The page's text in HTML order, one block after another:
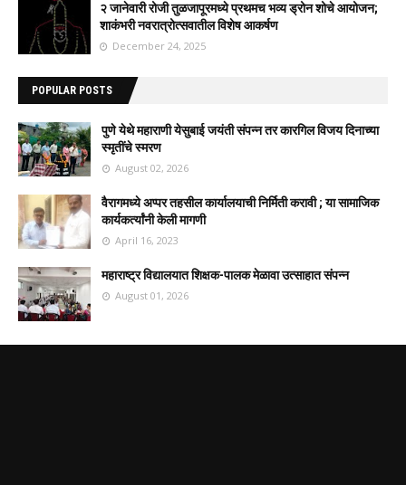
२ जानेवारी रोजी तुळजापूरमध्ये प्रथमच भव्य ड्रोन शोचे आयोजन;
शाकंभरी नवरात्रोत्सवातील विशेष आकर्षण
December 24, 2025
POPULAR POSTS
पुणे येथे महाराणी येसुबाई जयंती संपन्न तर कारगिल विजय दिनाच्या
स्मृतींचे स्मरण
August 02, 2026
वैरागमध्ये अप्पर तहसील कार्यालयाची निर्मिती करावी ; या सामाजिक
कार्यकर्त्यांनी केली मागणी
April 16, 2023
महाराष्ट्र विद्यालयात शिक्षक-पालक मेळावा उत्साहात संपन्न
August 01, 2026